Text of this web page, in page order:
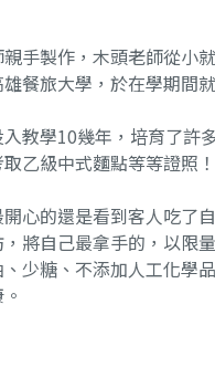
手製作，木頭老師從小
餐旅大學，於在學期間
教學10幾年，培育了許
乙級中式麵點等等證照！
心的還是看到客人吃了
將自己最拿手的，以限
少糖、不添加人工化學